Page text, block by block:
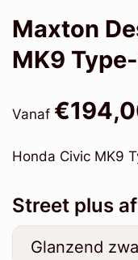
Maxton
MK9
Vanaf
Honda Civic MK9
Street plus